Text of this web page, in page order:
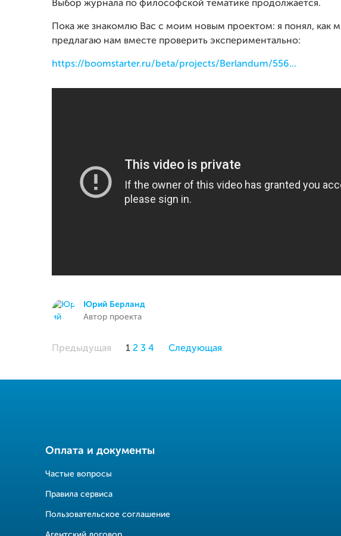
Выбор журнала по философской тематике продолжается.
Пока же знакомлю Вас с моим новым проектом: я понял, как
предлагаю нам вместе проверить экспериментально:
https://boomstarter.ru/beta/projects/Berlandum/556...
Юрий Берланд
Автор проекта
Предыдущая 1 2 3 4 Следующая
Оплата и документы
Частые вопросы
Правила сервиса
Пользовательское соглашение